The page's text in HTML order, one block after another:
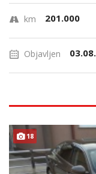
km 201.000
Objavljen
18